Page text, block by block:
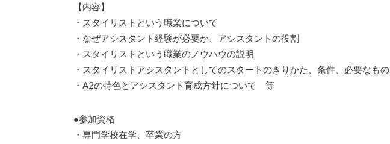
【内容】
・スタイリストという職業について
・なぜアシスタント経験が必要か、アシスタントの役割
・スタイリストという職業のノウハウの説明
・スタイリストアシスタントとしてのスタートのきりかた、条件、必要なもの
・A2の特色とアシスタント育成方針について 等
●参加資格
・専門学校在学、卒業の方